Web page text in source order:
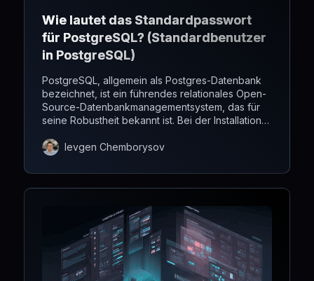
Wie lautet das Standardpasswort
für PostgreSQL? (Standardbenutzer
in PostgreSQL)
PostgreSQL, allgemein als Postgres-Datenbank
bezeichnet, ist ein führendes relationales Open-
Source-Datenbankmanagementsystem, das für
seine Robustheit bekannt ist. Bei der Installation
Ievgen Chemborysov